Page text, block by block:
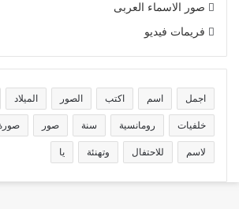
صور الاسماء العربى
فريمات فيديو
اجمل اسم اكتب الصور الميلاد
خلفيات رومانسية سنة صور
لاسم للاحتفال وتهنئة يا